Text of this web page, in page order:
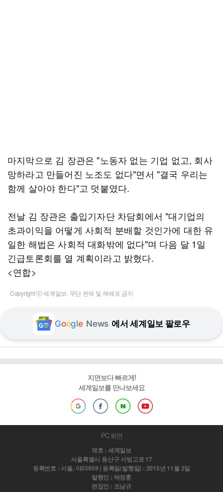
마지막으로 김 장관은 "노동자 없는 기업 없고, 회사
망하라고 만들어진 노조도 없다"면서 "결국 우리는
함께 살아야 한다"고 덧붙였다.
전날 김 장관은 출입기자단 차담회에서 "대기업의
초과이익을 어떻게 사회적 분배할 것인가에 대한 유
일한 해법은 사회적 대화밖에 없다"며 다음 달 1일
긴급토론회를 열 계획이라고 밝혔다.
<연합>
Copyright ⓒ 세계일보. 무단 전재 및 재배포 금지
Google News 에서 세계일보 팔로우
지면보다 빠르게!
세계일보를 만나보세요
PC 화면
제호 : 세계일보
서울특별시 용산구 서빙고로 17
등록번호 : 서울, 아03959 | 등록일(발행일) : 2015년 11월 2일
발행인 : 박정훈
편집인 : 조남규